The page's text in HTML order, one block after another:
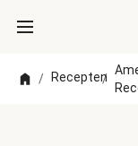
/ Recepten
/